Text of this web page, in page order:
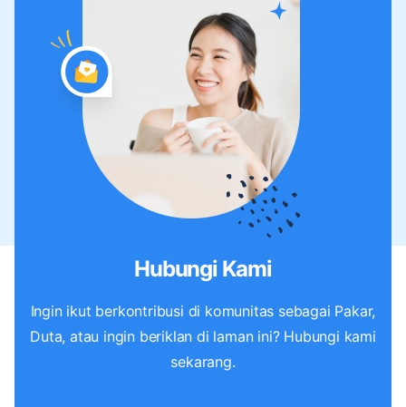
Hubungi Kami
Ingin ikut berkontribusi di komunitas sebagai Pakar,
Duta, atau ingin beriklan di laman ini? Hubungi kami
sekarang.